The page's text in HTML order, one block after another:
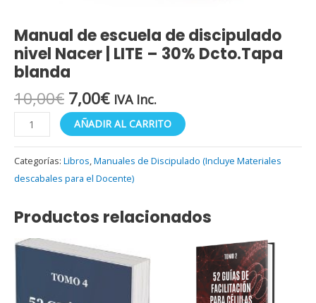
Manual de escuela de discipulado
nivel Nacer | LITE – 30% Dcto.Tapa
blanda
10,00€ 7,00€ IVA Inc.
AÑADIR AL CARRITO
Categorías: Libros,Manuales de Discipulado (Incluye Materiales
descabales para el Docente)
Productos relacionados